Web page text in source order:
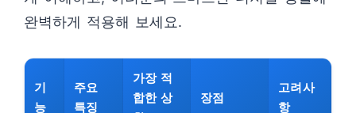
완벽하게 적용해 보세요.
기
능
주요
특징
가장 적
합한 상
장점
고려사
항